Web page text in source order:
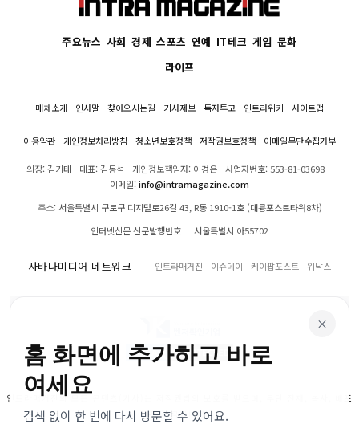
주요뉴스 사회 경제 스포츠 연예 IT테크 게임 문화
라이프
매체소개 인사말 찾아오시는길 기사제보 독자투고 인트라위키 사이트맵
이용약관 개인정보처리방침 청소년보호정책 저작권보호정책 이메일무단수집거부
의장: 김기태 대표: 김동석 개인정보책임자: 이경은
사업자번호: 553-81-03698
이메일:info@intramagazine.com
주소: 서울특별시 구로구 디지털로26길 43, R동 1910-1호 (대륭포스트타워8차)
인터넷신문 신문발행번호 ㅣ 서울특별시 아55702
사바나미디어 네트워크 인트라매거진 이슈데이 케이팝포스트 위닥스
인트라매거진의 모든 콘텐츠(기사)는 저작권법의 보호를 받으며, 무단 전재, 복사, 배포
등을 금합니다.
×
홈 화면에 추가하고 바로
여세요
검색 없이 한 번에 다시 방문할 수 있어요.